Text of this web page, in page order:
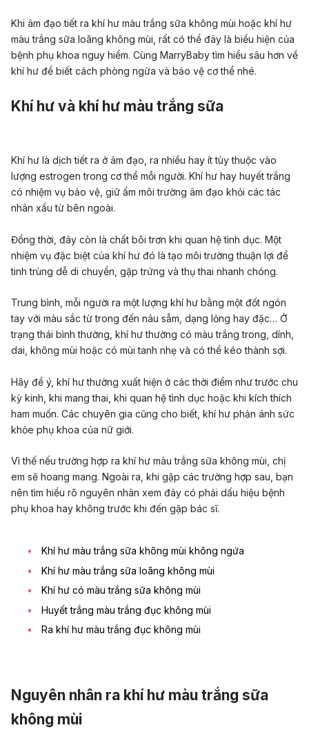
Khi âm đạo tiết ra khí hư màu trắng sữa không mùi hoặc khí hư
màu trắng sữa loãng không mùi, rất có thể đây là biểu hiện của
bệnh phụ khoa nguy hiểm. Cùng MarryBaby tìm hiểu sâu hơn về
khí hư để biết cách phòng ngừa và bảo vệ cơ thể nhé.
Khí hư và khí hư màu trắng sữa
Khí hư là dịch tiết ra ở âm đạo, ra nhiều hay ít tùy thuộc vào
lượng estrogen trong cơ thể mỗi người. Khí hư hay huyết trắng
có nhiệm vụ bảo vệ, giữ ẩm môi trường âm đạo khỏi các tác
nhân xấu từ bên ngoài.
Đồng thời, đây còn là chất bôi trơn khi quan hệ tình dục. Một
nhiệm vụ đặc biệt của khí hư đó là tạo môi trường thuận lợi để
tinh trùng dễ di chuyển, gặp trứng và thụ thai nhanh chóng.
Trung bình, mỗi người ra một lượng khí hư bằng một đốt ngón
tay với màu sắc từ trong đến nâu sẫm, dạng lỏng hay đặc… Ở
trạng thái bình thường, khí hư thường có màu trắng trong, dính,
dai, không mùi hoặc có mùi tanh nhẹ và có thể kéo thành sợi.
Hãy để ý, khí hư thường xuất hiện ở các thời điểm như trước chu
kỳ kinh, khi mang thai, khi quan hệ tình dục hoặc khi kích thích
ham muốn. Các chuyên gia cũng cho biết, khí hư phản ánh sức
khỏe phụ khoa của nữ giới.
Vì thế nếu trường hợp ra khí hư màu trắng sữa không mùi, chị
em sẽ hoang mang. Ngoài ra, khi gặp các trường hợp sau, bạn
nên tìm hiểu rõ nguyên nhân xem đây có phải dấu hiệu bệnh
phụ khoa hay không trước khi đến gặp bác sĩ.
Khí hư màu trắng sữa không mùi không ngứa
Khí hư màu trắng sữa loãng không mùi
Khí hư có màu trắng sữa không mùi
Huyết trắng màu trắng đục không mùi
Ra khí hư màu trắng đục không mùi
Nguyên nhân ra khí hư màu trắng sữa
không mùi